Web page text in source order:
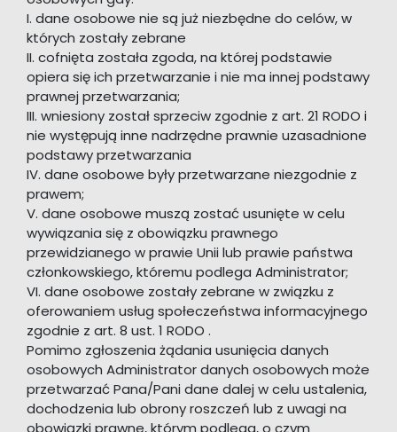
I. dane osobowe nie są już niezbędne do celów, w
których zostały zebrane
II. cofnięta została zgoda, na której podstawie
opiera się ich przetwarzanie i nie ma innej podstawy
prawnej przetwarzania;
III. wniesiony został sprzeciw zgodnie z art. 21 RODO i
nie występują inne nadrzędne prawnie uzasadnione
podstawy przetwarzania
IV. dane osobowe były przetwarzane niezgodnie z
prawem;
V. dane osobowe muszą zostać usunięte w celu
wywiązania się z obowiązku prawnego
przewidzianego w prawie Unii lub prawie państwa
członkowskiego, któremu podlega Administrator;
VI. dane osobowe zostały zebrane w związku z
oferowaniem usług społeczeństwa informacyjnego
zgodnie z art. 8 ust. 1 RODO .
Pomimo zgłoszenia żądania usunięcia danych
osobowych Administrator danych osobowych może
przetwarzać Pana/Pani dane dalej w celu ustalenia,
dochodzenia lub obrony roszczeń lub z uwagi na
obowiązki prawne, którym podlega, o czym